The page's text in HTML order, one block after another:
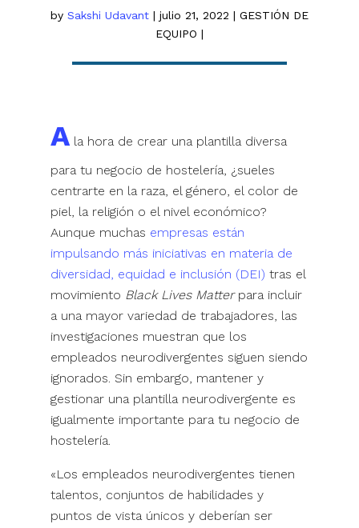
by Sakshi Udavant| julio 21, 2022 | GESTIÓN DE
EQUIPO |
Ala hora de crear una plantilla diversa
para tu negocio de hostelería, ¿sueles
centrarte en la raza, el género, el color de
piel, la religión o el nivel económico?
Aunque muchas empresas están
impulsando más iniciativas en materia de
diversidad, equidad e inclusión (DEI) tras el
movimiento Black Lives Matterpara incluir
a una mayor variedad de trabajadores, las
investigaciones muestran que los
empleados neurodivergentes siguen siendo
ignorados. Sin embargo, mantener y
gestionar una plantilla neurodivergente es
igualmente importante para tu negocio de
hostelería.
«Los empleados neurodivergentes tienen
talentos, conjuntos de habilidades y
puntos de vista únicos y deberían ser